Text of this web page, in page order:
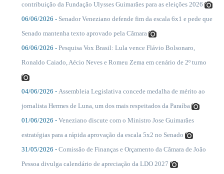
contribuição da Fundação Ulysses Guimarães para as eleições 2026
06/06/2026 - Senador Veneziano defende fim da escala 6x1 e pede que
Senado mantenha texto aprovado pela Câmara
06/06/2026 - Pesquisa Vox Brasil: Lula vence Flávio Bolsonaro,
Ronaldo Caiado, Aécio Neves e Romeu Zema em cenário de 2º turno
04/06/2026 - Assembleia Legislativa concede medalha de mérito ao
jornalista Hermes de Luna, um dos mais respeitados da Paraíba
01/06/2026 - Veneziano discute com o Ministro Jose Guimarães
estratégias para a rápida aprovação da escala 5x2 no Senado
31/05/2026 - Comissão de Finanças e Orçamento da Câmara de João
Pessoa divulga calendário de apreciação da LDO 2027